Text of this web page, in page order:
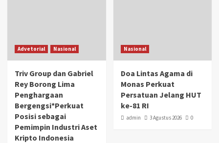
Advetorial Nasional
Triv Group dan Gabriel
Rey Borong Lima
Penghargaan
Bergengsi*Perkuat
Posisi sebagai
Pemimpin Industri Aset
Kripto Indonesia
Nasional
Doa Lintas Agama di
Monas Perkuat
Persatuan Jelang HUT
ke-81 RI
admin 3 Agustus 2026 0